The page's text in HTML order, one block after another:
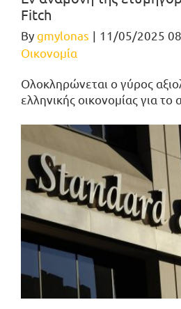
Fitch
Bygmylonas | 11/05/2025
Οικονομία
Ολοκληρώνεται ο γύρος
ελληνικής οικονομίας για